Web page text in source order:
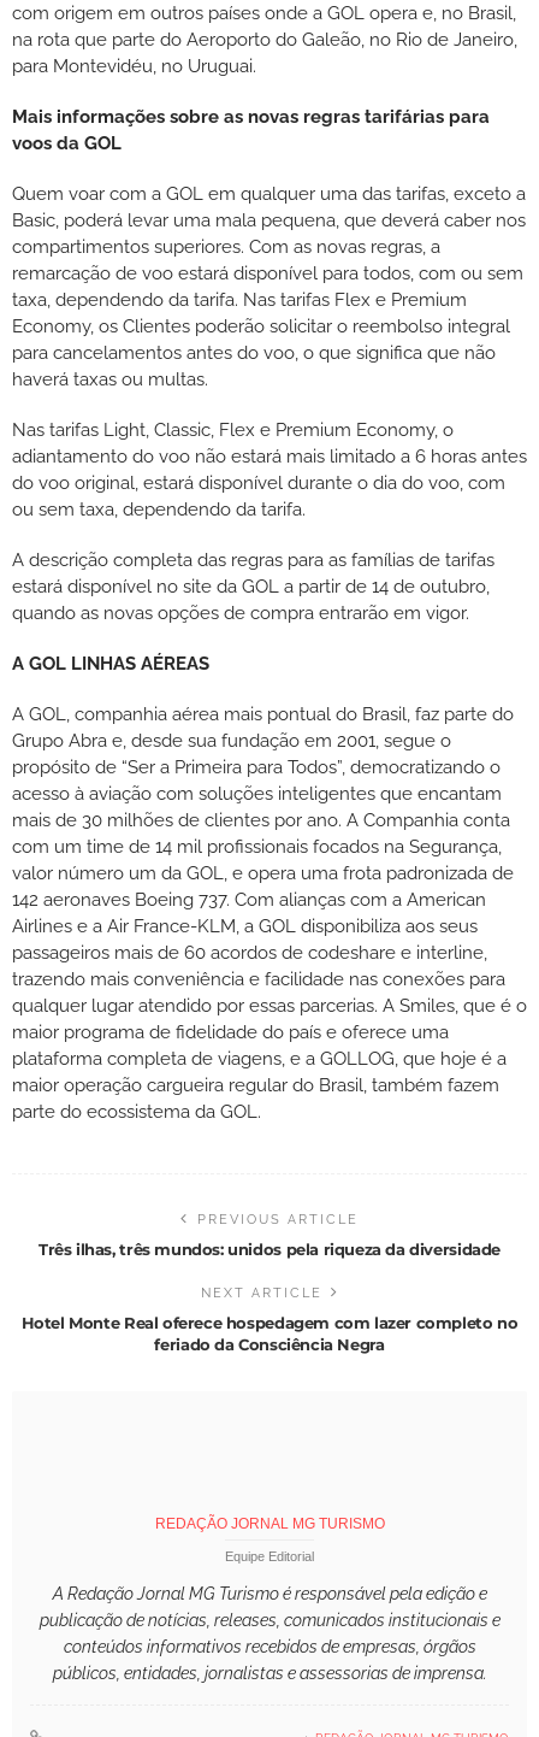
com origem em outros países onde a GOL opera e, no Brasil,
na rota que parte do Aeroporto do Galeão, no Rio de Janeiro,
para Montevidéu, no Uruguai.
Mais informações sobre as novas regras tarifárias para
voos da GOL
Quem voar com a GOL em qualquer uma das tarifas, exceto a
Basic, poderá levar uma mala pequena, que deverá caber nos
compartimentos superiores. Com as novas regras, a
remarcação de voo estará disponível para todos, com ou sem
taxa, dependendo da tarifa. Nas tarifas Flex e Premium
Economy, os Clientes poderão solicitar o reembolso integral
para cancelamentos antes do voo, o que significa que não
haverá taxas ou multas.
Nas tarifas Light, Classic, Flex e Premium Economy, o
adiantamento do voo não estará mais limitado a 6 horas antes
do voo original, estará disponível durante o dia do voo, com
ou sem taxa, dependendo da tarifa.
A descrição completa das regras para as famílias de tarifas
estará disponível no site da GOL a partir de 14 de outubro,
quando as novas opções de compra entrarão em vigor.
A GOL LINHAS AÉREAS
A GOL, companhia aérea mais pontual do Brasil, faz parte do
Grupo Abra e, desde sua fundação em 2001, segue o
propósito de “Ser a Primeira para Todos”, democratizando o
acesso à aviação com soluções inteligentes que encantam
mais de 30 milhões de clientes por ano. A Companhia conta
com um time de 14 mil profissionais focados na Segurança,
valor número um da GOL, e opera uma frota padronizada de
142 aeronaves Boeing 737. Com alianças com a American
Airlines e a Air France-KLM, a GOL disponibiliza aos seus
passageiros mais de 60 acordos de codeshare e interline,
trazendo mais conveniência e facilidade nas conexões para
qualquer lugar atendido por essas parcerias. A Smiles, que é o
maior programa de fidelidade do país e oferece uma
plataforma completa de viagens, e a GOLLOG, que hoje é a
maior operação cargueira regular do Brasil, também fazem
parte do ecossistema da GOL.
PREVIOUS ARTICLE
Três ilhas, três mundos: unidos pela riqueza da diversidade
NEXT ARTICLE
Hotel Monte Real oferece hospedagem com lazer completo no
feriado da Consciência Negra
REDAÇÃO JORNAL MG TURISMO
Equipe Editorial
A Redação Jornal MG Turismo é responsável pela edição e
publicação de notícias, releases, comunicados institucionais e
conteúdos informativos recebidos de empresas, órgãos
públicos, entidades, jornalistas e assessorias de imprensa.